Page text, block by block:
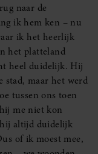
naar de
ik hem ken – nu
ik het heerlijk
het platteland
heel duidelijk. Hij
maar het werd
tussen ons toen
me niet kon
altijd duidelijk
of ik moest mee,